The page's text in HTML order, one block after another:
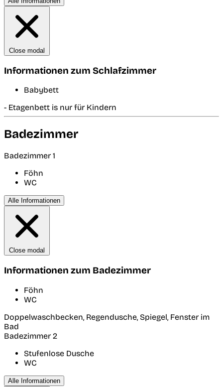
Close modal
Informationen zum Schlafzimmer
Babybett
- Etagenbett is nur für Kindern
Badezimmer
Badezimmer 1
Föhn
WC
Alle Informationen
Close modal
Informationen zum Badezimmer
Föhn
WC
Doppelwaschbecken, Regendusche, Spiegel, Fenster im
Bad
Badezimmer 2
Stufenlose Dusche
WC
Alle Informationen